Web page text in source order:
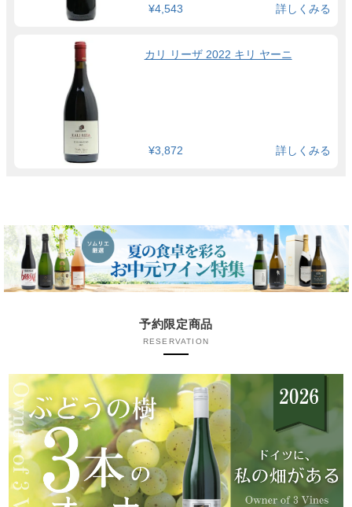
¥4,543 詳しくみる
カリ リーザ 2022 キリ ヤーニ
¥3,872 詳しくみる
予約限定商品
RESERVATION